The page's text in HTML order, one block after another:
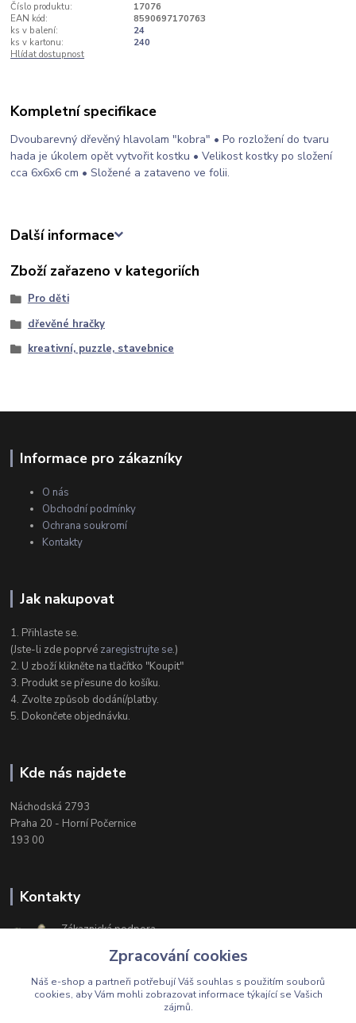
Číslo produktu:
17076
EAN kód:
8590697170763
ks v balení:
24
ks v kartonu:
240
Hlídat dostupnost
Kompletní specifikace
Dvoubarevný dřevěný hlavolam "kobra" • Po rozložení do tvaru
hada je úkolem opět vytvořit kostku • Velikost kostky po složení
cca 6x6x6 cm • Složené a zataveno ve folii.
Další informace
Zboží zařazeno v kategoriích
Pro děti
dřevěné hračky
kreativní, puzzle, stavebnice
Informace pro zákazníky
O nás
Obchodní podmínky
Ochrana soukromí
Kontakty
Jak nakupovat
1. Přihlaste se.
(Jste-li zde poprvé zaregistrujte se.)
2. U zboží klikněte na tlačítko "Koupit"
3. Produkt se přesune do košíku.
4. Zvolte způsob dodání/platby.
5. Dokončete objednávku.
Kde nás najdete
Náchodská 2793
Praha 20 - Horní Počernice
193 00
Kontakty
Zákaznická podpora
+420 603 174 975
Po-Čt, 8-16 hod. Pá 8-14 hod.
Zpracování cookies
Náš e-shop a partneři potřebují Váš souhlas s použitím souborů
cookies, aby Vám mohli zobrazovat informace týkající se Vašich
zájmů.